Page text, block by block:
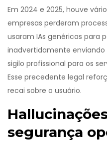
Em 2024 e 2025, houve
empresas perderam
usaram IAs genéricas para
inadvertidamente
sigilo profissional para os
Esse precedente legal
recai sobre o usuário.
segurança